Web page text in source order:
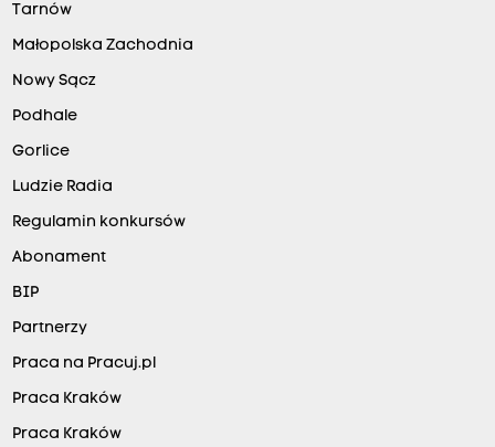
Tarnów
Małopolska Zachodnia
Nowy Sącz
Podhale
Gorlice
Ludzie Radia
Regulamin konkursów
Abonament
BIP
Partnerzy
Praca na Pracuj.pl
Praca Kraków
Praca Kraków